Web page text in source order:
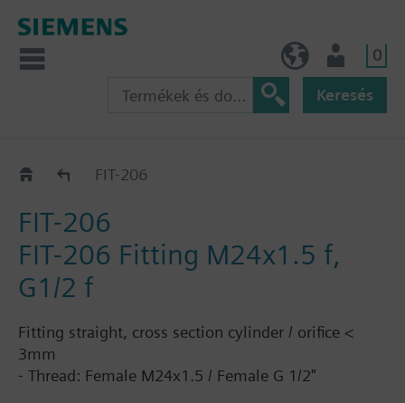
0
Keresés
KatalógusFIT-206
FIT-206
FIT-206 Fitting M24x1.5 f,
G1/2 f
Fitting straight, cross section cylinder / orifice <
3mm
- Thread: Female M24x1.5 / Female G 1/2"